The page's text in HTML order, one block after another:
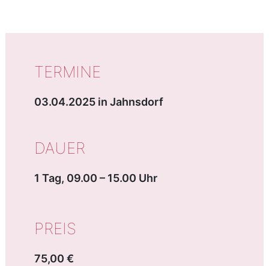
TERMINE
03.04.2025 in Jahnsdorf
DAUER
1 Tag, 09.00 – 15.00 Uhr
PREIS
75,00 €